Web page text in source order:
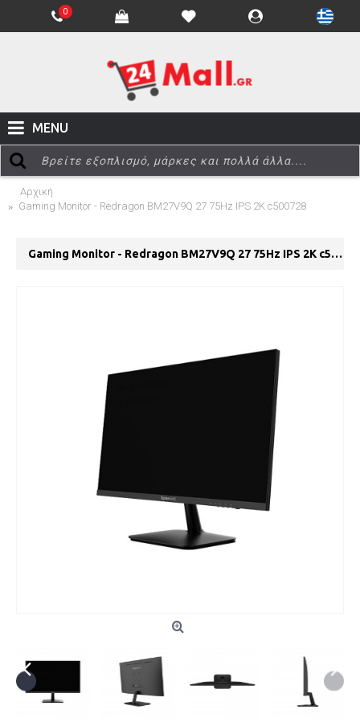
0
MENU
Αρχική
Gaming Monitor - Redragon BM27V9Q 27 75Hz IPS 2K c500728
Gaming Monitor - Redragon BM27V9Q 27 75Hz IPS 2K c500728